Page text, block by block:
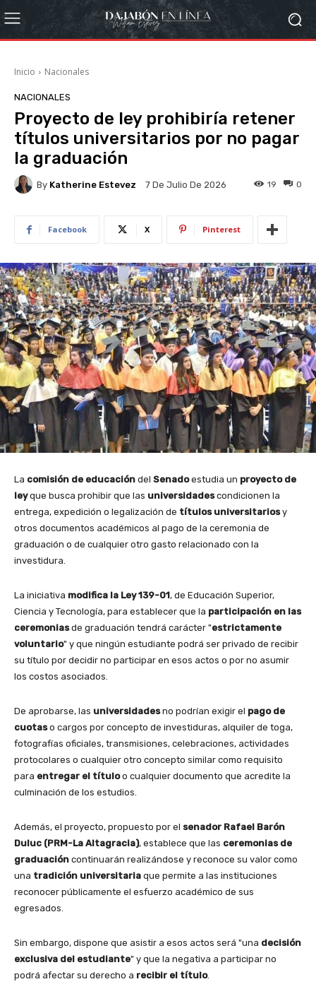
Inicio Nacionales
NACIONALES
Proyecto de ley prohibiría retener
títulos universitarios por no pagar
la graduación
By Katherine Estevez 7 De Julio De 2026 0
19
Facebook X Pinterest
La comisión de educación del Senadoestudia un proyecto de
leyque busca prohibir que las universidadescondicionen la
entrega, expedición o legalización de títulos universitariosy
otros documentos académicos al pago de la ceremonia de
graduación o de cualquier otro gasto relacionado con la
investidura.
La iniciativa modifica la Ley 139-01, de Educación Superior,
Ciencia y Tecnología, para establecer que la participación en las
ceremoniasde graduación tendrá carácter "estrictamente
voluntario" y que ningún estudiante podrá ser privado de recibir
su título por decidir no participar en esos actos o por no asumir
los costos asociados.
De aprobarse, las universidadesno podrían exigir el pago de
cuotaso cargos por concepto de investiduras, alquiler de toga,
fotografías oficiales, transmisiones, celebraciones, actividades
protocolares o cualquier otro concepto similar como requisito
para entregar el títuloo cualquier documento que acredite la
culminación de los estudios.
Además, el proyecto, propuesto por el senador Rafael Barón
Duluc (PRM-La Altagracia), establece que las ceremonias de
graduación continuarán realizándose y reconoce su valor como
una tradición universitaria que permite a las instituciones
reconocer públicamente el esfuerzo académico de sus
egresados.
Sin embargo, dispone que asistir a esos actos será "una decisión
exclusiva del estudiante" y que la negativa a participar no
podrá afectar su derecho a recibir el título.